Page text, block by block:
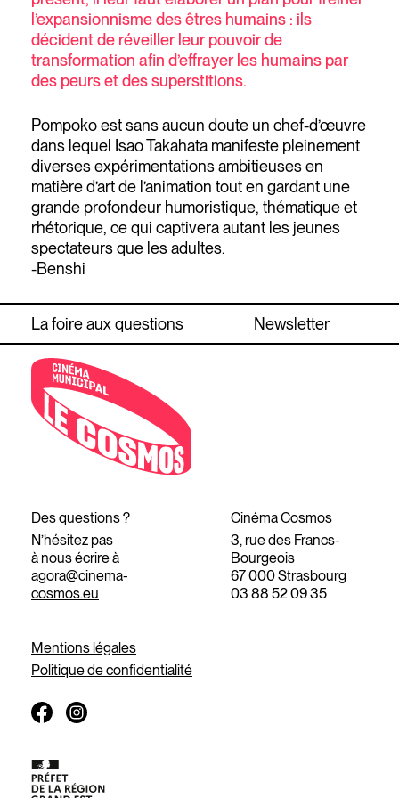
l’expansionnisme des êtres humains : ils
décident de réveiller leur pouvoir de
transformation afin d’effrayer les humains par
des peurs et des superstitions.
Pompoko est sans aucun doute un chef-d’œuvre
dans lequel Isao Takahata manifeste pleinement
diverses expérimentations ambitieuses en
matière d’art de l’animation tout en gardant une
grande profondeur humoristique, thématique et
rhétorique, ce qui captivera autant les jeunes
spectateurs que les adultes.
-Benshi
La foire aux questions Newsletter
Des questions ?
N’hésitez pas
à nous écrire à
agora@cinema-
cosmos.eu
Cinéma Cosmos
3, rue des Francs-
Bourgeois
67 000 Strasbourg
03 88 52 09 35
Mentions légales
Politique de confidentialité